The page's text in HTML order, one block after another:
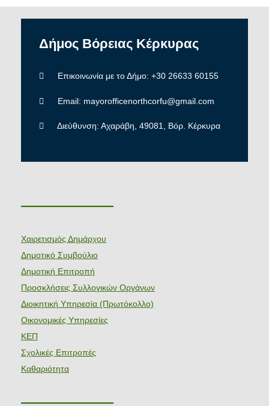
Δήμος Βόρειας Κέρκυρας
Επικοινωνία με το Δήμο: +30 26633 60155
Email: mayorofficenorthcorfu@gmail.com
Διεύθυνση: Αχαράβη, 49081, Βόρ. Κέρκυρα
———————
Χαιρετισμός Δημάρχου
Δημοτικό Συμβούλιο
Δημοτική Επιτροπή
Προσκλήσεις Συλλογικών Οργάνων
Διοικητική Υπηρεσία (Πρωτόκολλο)
Οικονομικές Υπηρεσίες
ΚΕΠ
Σχολικές Επιτροπές
Καθαριότητα
———————